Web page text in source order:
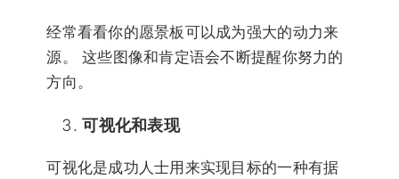
经常看看你的愿景板可以成为强大的动力来
源。 这些图像和肯定语会不断提醒你努力的
方向。
可视化和表现
可视化是成功人士用来实现目标的一种有据